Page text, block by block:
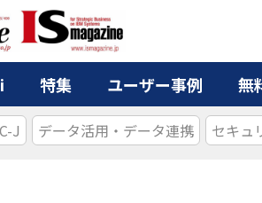
特集 ユーザー事例 無
J データ活用・データ連携 セキュ